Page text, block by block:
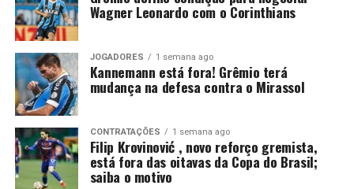
liberar Wagner Leonardo
Recentemente, o Vitória também tentou viabilizar o
retorno de Wagner Leonardo. O clube baiano buscou
uma composição financeira, inclusive por conta de uma
pendência envolvendo a negociação realizada em 2025.
Na ocasião, o Grêmio desembolsou 4,5 milhões de
dólares, cerca de R$ 25,1 milhões, para contratar o
zagueiro. Apesar das conversas, as partes não chegaram
Wagner Leonardo com o Corinthians
JOGADORES 1 semana ago
Kannemann está fora! Grêmio terá
mudança na defesa contra o Mirassol
CONTRATAÇÕES 1 semana ago
Filip Krovinović , novo reforço gremista,
está fora das oitavas da Copa do Brasil;
saiba o motivo